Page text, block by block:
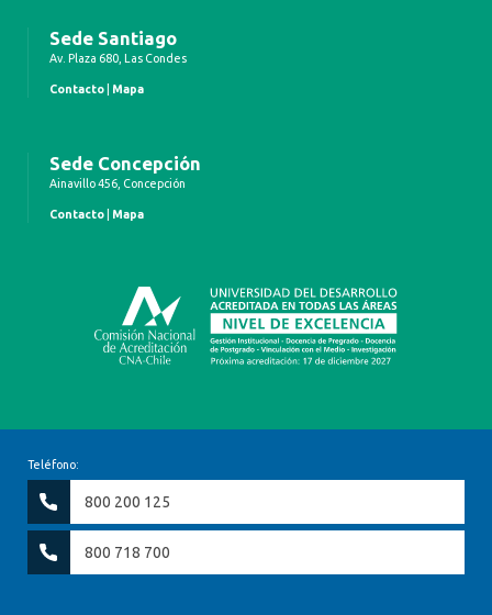
Sede Santiago
Av. Plaza 680, Las Condes
Contacto Mapa
Sede Concepción
Ainavillo 456, Concepción
Contacto Mapa
Teléfono:
800 200 125
800 718 700